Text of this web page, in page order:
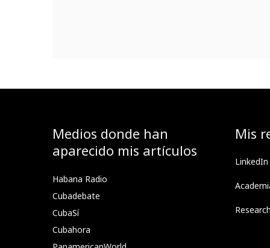
Medios donde han
aparecido mis artículos
Habana Radio
Cubadebate
CubaSí
Cubahora
Mis
LinkedIn